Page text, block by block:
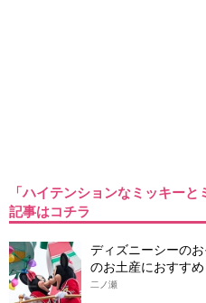
「ハイテンションなミッキー
記事はコチラ
ディズニーシーの
のお土産におすすめ
二ノ瀬